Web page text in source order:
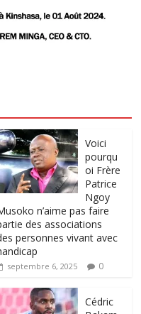
Voici
pourqu
oi Frère
Patrice
Ngoy
n’aime pas faire
des associations
personnes vivant avec
septembre 6, 2025 0
‎Cédric